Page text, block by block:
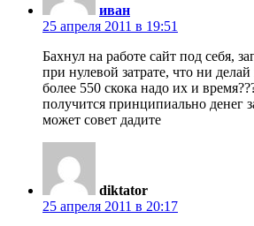
иван
25 апреля 2011 в 19:51
Бахнул на работе сайт под себя,
при нулевой затрате, что ни
более 550 скока надо их и
получится принципиально денег
может совет дадите
diktator
25 апреля 2011 в 20:17